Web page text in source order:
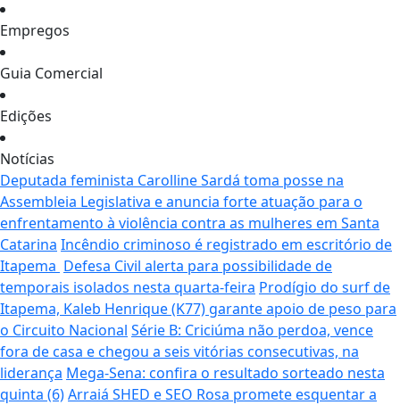
Empregos
Guia Comercial
Edições
Notícias
Deputada feminista Carolline Sardá toma posse na
Assembleia Legislativa e anuncia forte atuação para o
enfrentamento à violência contra as mulheres em Santa
Catarina Incêndio criminoso é registrado em escritório de
Itapema Defesa Civil alerta para possibilidade de
temporais isolados nesta quarta-feira Prodígio do surf de
Itapema, Kaleb Henrique (K77) garante apoio de peso para
o Circuito Nacional Série B: Criciúma não perdoa, vence
fora de casa e chegou a seis vitórias consecutivas, na
liderança Mega-Sena: confira o resultado sorteado nesta
quinta (6)Arraiá SHED e SEO Rosa promete esquentar a